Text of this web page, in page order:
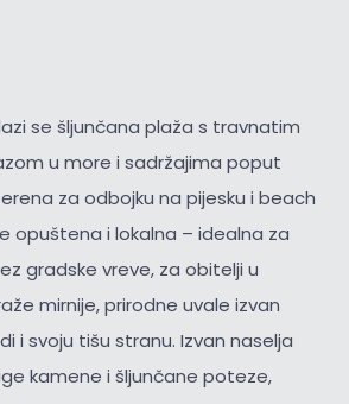
se šljunčana plaža s travnatim
u more i sadržajima poput
za odbojku na pijesku i beach
opuštena i lokalna – idealna za
gradske vreve, za obitelji u
mirnije, prirodne uvale izvan
i svoju tišu stranu. Izvan naselja
kamene i šljunčane poteze,